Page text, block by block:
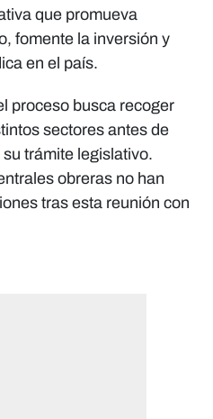
que promueva
fomente la inversión y
en el país.
proceso busca recoger
sectores antes de
trámite legislativo.
obreras no han
tras esta reunión con